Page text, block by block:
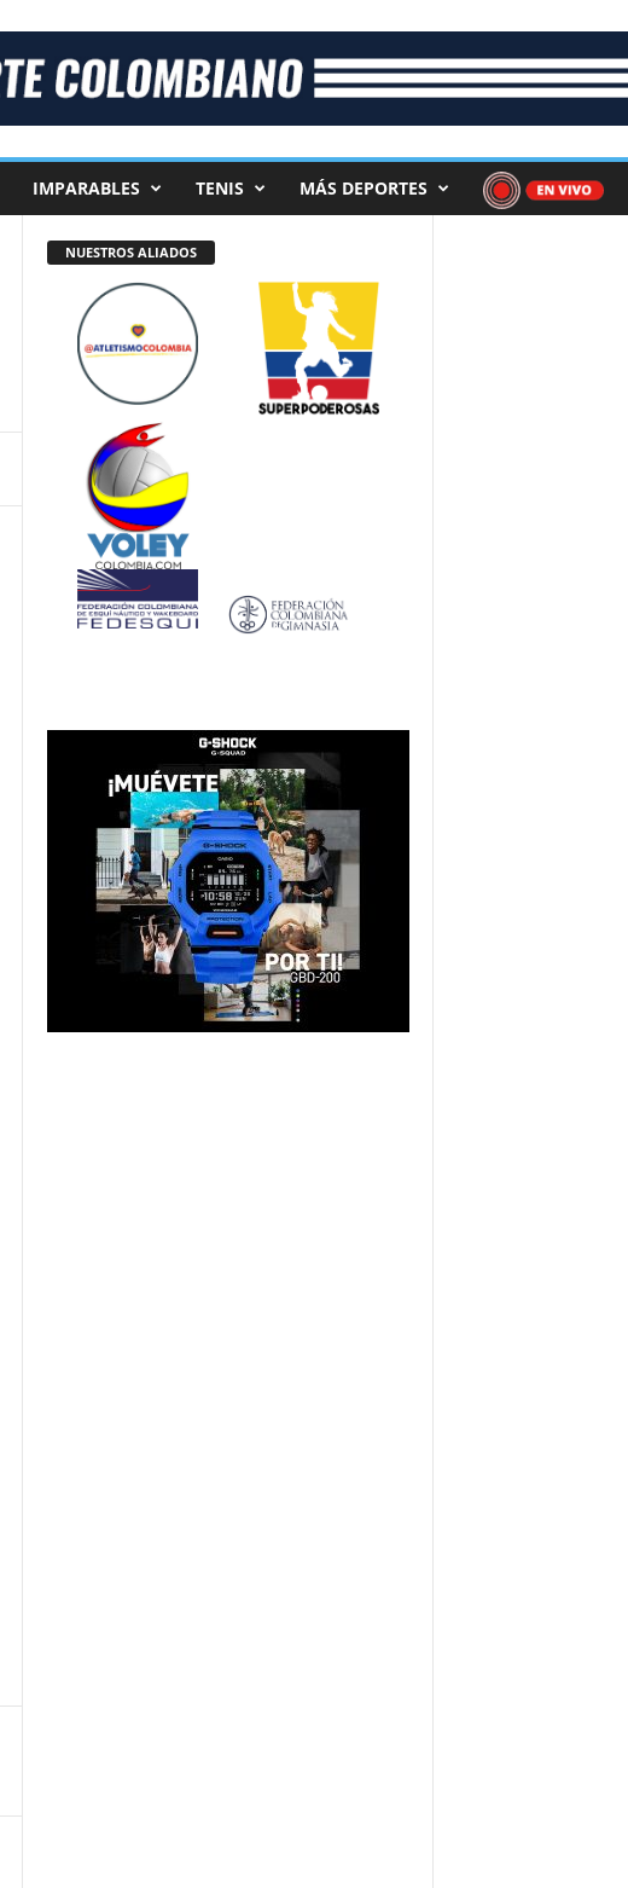
IMPARABLES TENIS MÁS DEPORTES
NUESTROS ALIADOS